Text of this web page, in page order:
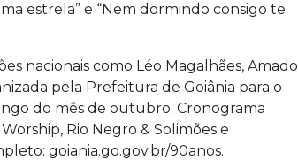
estrela” e “Nem dormindo consigo te
nacionais como Léo Magalhães, Amado
pela Prefeitura de Goiânia para o
do mês de outubro. Cronograma
Rio Negro & Solimões e
goiania.go.gov.br/90anos.